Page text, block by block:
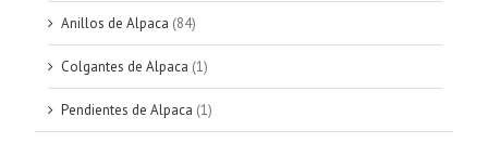
Anillos de Alpaca (84)
Colgantes de Alpaca (1)
Pendientes de Alpaca (1)